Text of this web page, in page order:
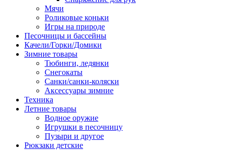
Мячи
Роликовые коньки
Игры на природе
Песочницы и бассейны
Качели/Горки/Домики
Зимние товары
Тюбинги, ледянки
Снегокаты
Санки/санки-коляски
Аксессуары зимние
Техника
Летние товары
Водное оружие
Игрушки в песочницу
Пузыри и другое
Рюкзаки детские